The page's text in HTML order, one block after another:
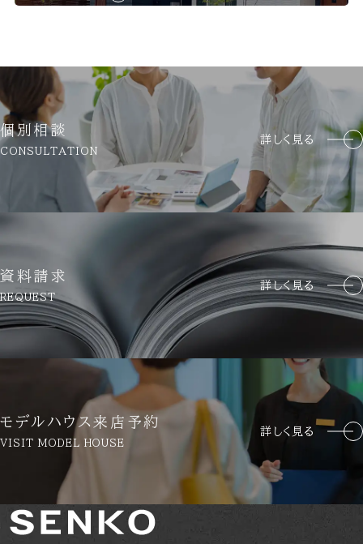
個別相談
CONSULTATION
詳しく見る
資料請求
REQUEST
詳しく見る
モデルハウス来店予約
VISIT MODEL HOUSE
詳しく見る